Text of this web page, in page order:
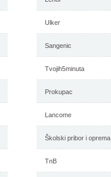
Ulker
Sangenic
Tvojih5minuta
Prokupac
Lancome
Školski pribor i oprema
TnB